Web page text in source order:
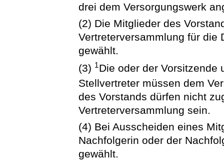
drei dem Versorgungswerk
(2) Die Mitglieder des
Vertreterversammlung für die
gewählt.
(3) 1Die oder der Vorsitzende
Stellvertreter müssen dem
des Vorstands dürfen nicht
Vertreterversammlung sein.
(4) Bei Ausscheiden eines
Nachfolgerin oder der
gewählt.